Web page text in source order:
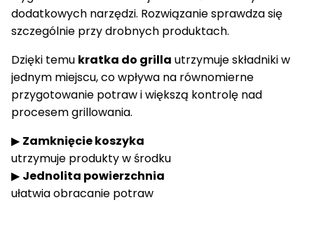
dodatkowych narzędzi. Rozwiązanie sprawdza się
szczególnie przy drobnych produktach.
Dzięki temu kratka do grilla utrzymuje składniki w
jednym miejscu, co wpływa na równomierne
przygotowanie potraw i większą kontrolę nad
procesem grillowania.
▶ Zamknięcie koszyka
utrzymuje produkty w środku
▶ Jednolita powierzchnia
ułatwia obracanie potraw